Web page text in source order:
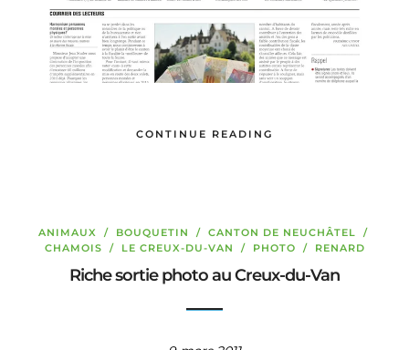
CONTINUE READING
ANIMAUX / BOUQUETIN / CANTON DE NEUCHÂTEL /
CHAMOIS / LE CREUX-DU-VAN / PHOTO / RENARD
Riche sortie photo au Creux-du-Van